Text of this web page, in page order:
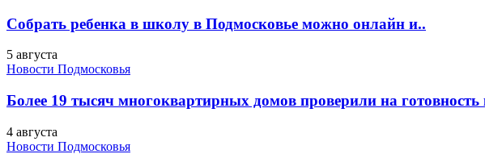
Собрать ребенка в школу в Подмосковье можно онлайн и..
5 августа
Новости Подмосковья
Более 19 тысяч многоквартирных домов проверили на готовность
4 августа
Новости Подмосковья